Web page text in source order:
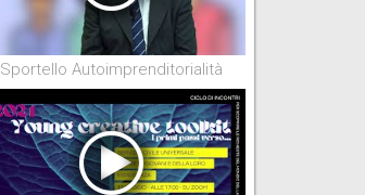
Sportello Autoimprenditorialità